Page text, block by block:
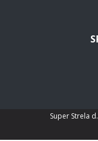
Super Strela